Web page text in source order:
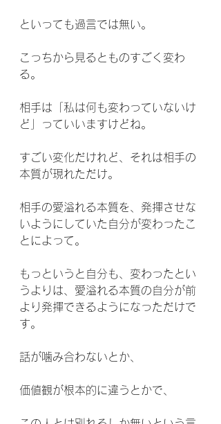
といっても過言では無い。
こっちから見るとものすごく変わ
る。
相手は「私は何も変わっていないけ
ど」っていいますけどね。
すごい変化だけれど、それは相手の
本質が現れただけ。
相手の愛溢れる本質を、発揮させな
いようにしていた自分が変わったこ
とによって。
もっというと自分も、変わったとい
うよりは、愛溢れる本質の自分が前
より発揮できるようになっただけで
す。
話が噛み合わないとか、
価値観が根本的に違うとかで、